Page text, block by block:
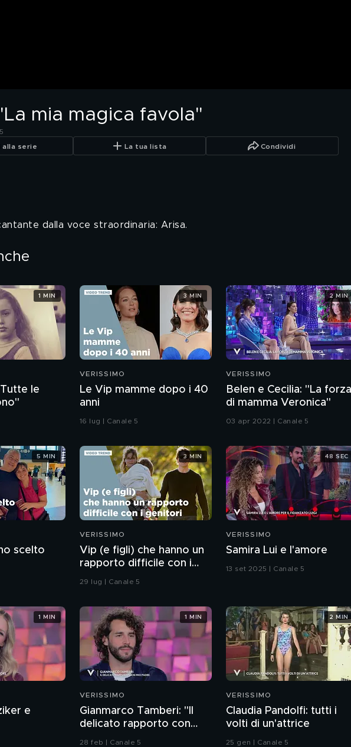
mia magica favola"
alla serie La tua lista Condividi
dalla voce straordinaria: Arisa.
le
1 MIN
VERISSIMO
Le Vip mamme dopo i 40
anni
16 lug | Canale 5
3 MIN
VERISSIMO
Belen e Cecilia: "La forza
di mamma Veronica"
03 apr 2022 | Canale 5
2 MIN
scelto
5 MIN
VERISSIMO
Vip (e figli) che hanno un
rapporto difficile con i
genitori
29 lug | Canale 5
3 MIN
VERISSIMO
Samira Lui e l'amore
13 set 2025 | Canale 5
48 SEC
e
1 MIN
VERISSIMO
Gianmarco Tamberi: "Il
delicato rapporto con
mio padre"
28 feb | Canale 5
1 MIN
VERISSIMO
Claudia Pandolfi: tutti i
volti di un'attrice
25 gen | Canale 5
2 MIN